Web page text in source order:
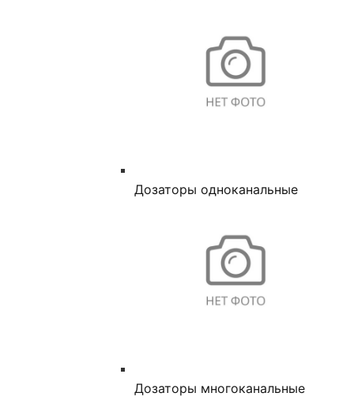
Дозаторы одноканальные
Дозаторы многоканальные